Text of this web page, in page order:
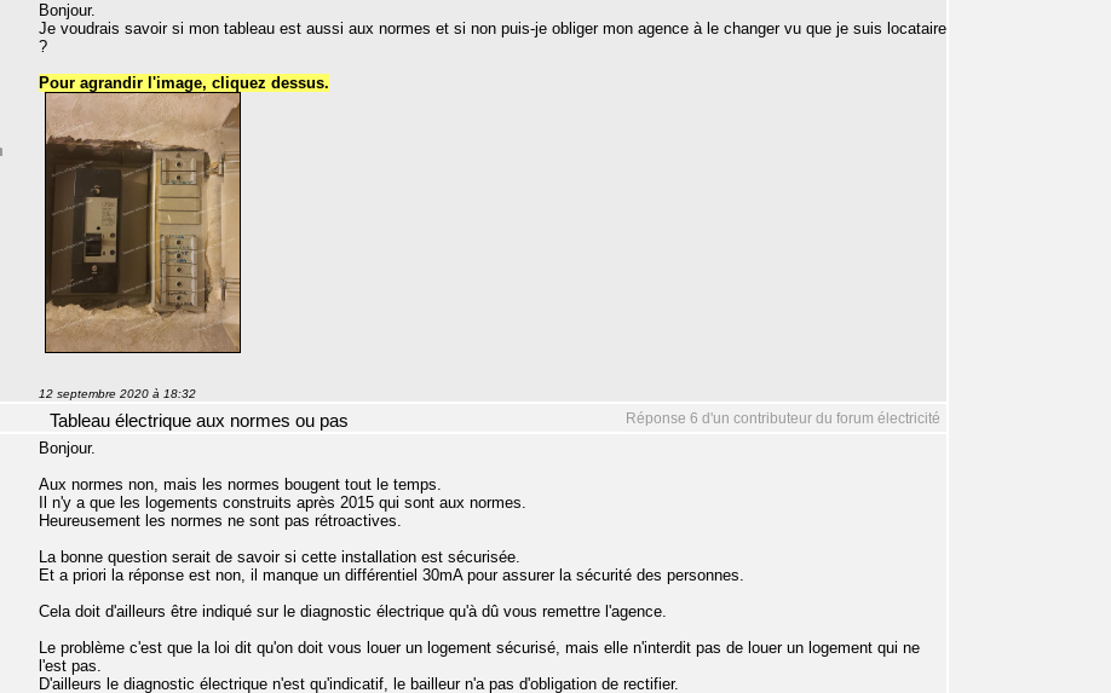
Bonjour.
Je voudrais savoir si mon tableau est aussi aux normes et si non puis-je obliger mon agence à le changer vu que je suis locataire
?
Pour agrandir l'image, cliquez dessus.
12 septembre 2020 à 18:32
Réponse 6 d'un contributeur du forum électricité
Tableau électrique aux normes ou pas
Bonjour.
Aux normes non, mais les normes bougent tout le temps.
Il n'y a que les logements construits après 2015 qui sont aux normes.
Heureusement les normes ne sont pas rétroactives.
La bonne question serait de savoir si cette installation est sécurisée.
Et a priori la réponse est non, il manque un différentiel 30mA pour assurer la sécurité des personnes.
Cela doit d'ailleurs être indiqué sur le diagnostic électrique qu'à dû vous remettre l'agence.
Le problème c'est que la loi dit qu'on doit vous louer un logement sécurisé, mais elle n'interdit pas de louer un logement qui ne
l'est pas.
D'ailleurs le diagnostic électrique n'est qu'indicatif, le bailleur n'a pas d'obligation de rectifier.